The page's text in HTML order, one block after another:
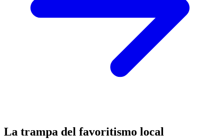
La trampa del favoritismo local